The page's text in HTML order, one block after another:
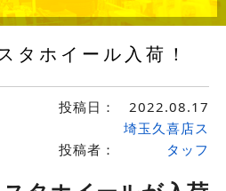
タホイール入荷！
投稿日： 2022.08.17
投稿者：
埼玉久喜店ス
タッフ